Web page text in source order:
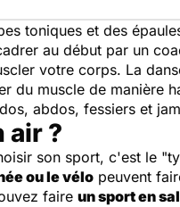
toniques et des
au début par un
votre corps. La
du muscle de manière
abdos, fessiers et
air ?
son sport, c'est le
ou le vélo peuvent
faire un sport en